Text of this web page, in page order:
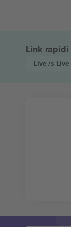
Link rapidi
Live /s Live